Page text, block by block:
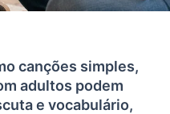
canções simples,
adultos podem
e vocabulário,